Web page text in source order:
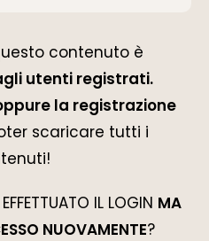
contenuto è
utenti registrati.
la registrazione
scaricare tutti i
IL LOGIN MA
NUOVAMENTE?